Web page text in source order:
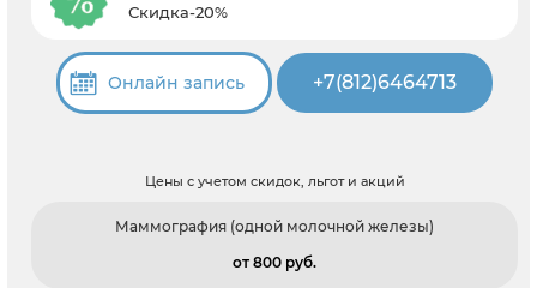
Скидка-20%
Онлайн запись +7(812)6464713
Цены с учетом скидок, льгот и акций
Маммография (одной молочной железы)
от 800 pуб.